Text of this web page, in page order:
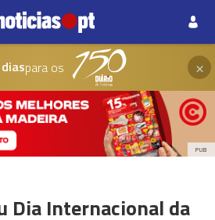
para os ×
PUB
Dia Internacional da